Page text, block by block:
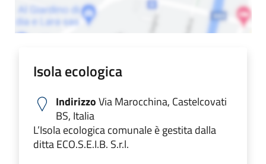
Isola ecologica
IndirizzoVia Marocchina, Castelcovati
BS, Italia
L’Isola ecologica comunale è gestita dalla
ditta ECO.S.E.I.B. S.r.l.